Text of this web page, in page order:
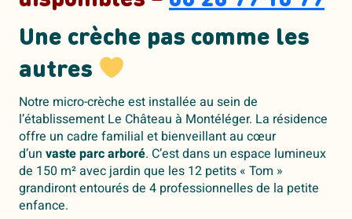
Une crèche pas comme les
autres
Notre micro-crèche est installée au sein de
l’établissement Le Château à Montéléger. La résidence
offre un cadre familial et bienveillant au cœur
d’un vaste parc arboré. C’est dans un espace lumineux
de 150 m² avec jardin que les 12 petits « Tom »
grandiront entourés de 4 professionnelles de la petite
enfance.